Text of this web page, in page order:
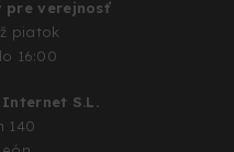
pre verejnosť
piatok
16:00
Internet S.L.
140